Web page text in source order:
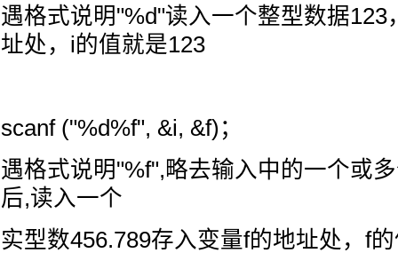
遇格式说明"%d"读入一个整型数据123
址处，i的值就是123
scanf ("%d%f", &i, &f)；
遇格式说明"%f",略去输入中的一个或
后,读入一个
实型数456.789存入变量f的地址处，f